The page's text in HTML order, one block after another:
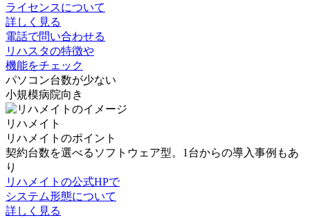
ライセンスについて
詳しく見る
電話で問い合わせる
リハスタの特徴や
機能をチェック
パソコン台数が少ない
小規模病院向き
リハメイト
リハメイトのポイント
契約台数を選べるソフトウェア型。1台からの導入事例もあ
り
リハメイトの公式HPで
システム形態について
詳しく見る